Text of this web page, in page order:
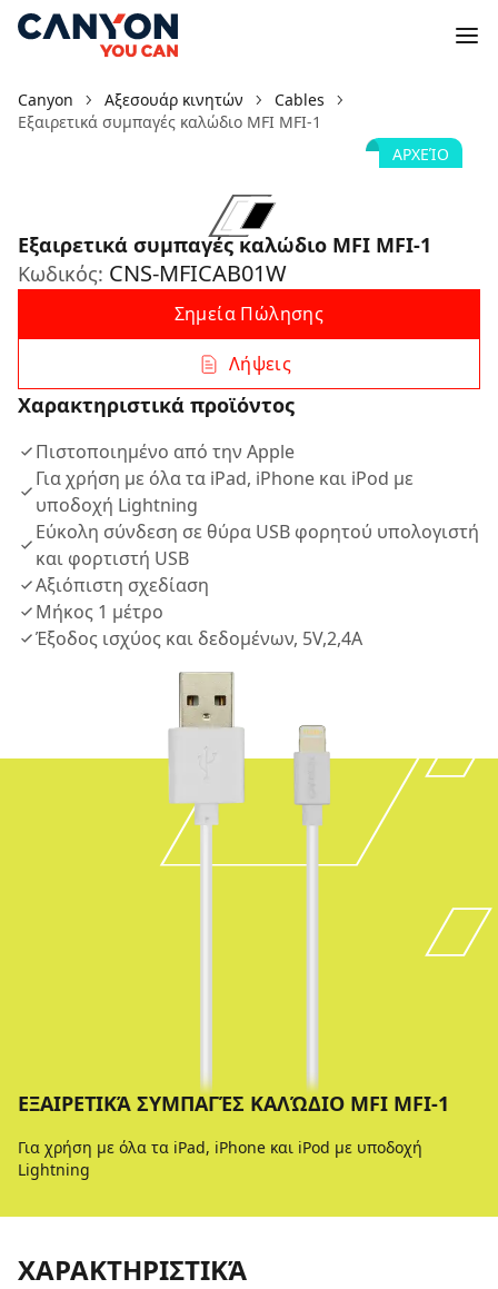
Canyon Αξεσουάρ κινητών
Cables
Εξαιρετικά συμπαγές καλώδιο MFI MFI-1
ΑΡΧΕΊΟ
Εξαιρετικά συμπαγές καλώδιο MFI MFI-1
Κωδικός: CNS-MFICAB01W
Σημεία Πώλησης
Λήψεις
Χαρακτηριστικά προϊόντος
Πιστοποιημένο από την Apple
Για χρήση με όλα τα iPad, iPhone και iPod με
υποδοχή Lightning
Εύκολη σύνδεση σε θύρα USB φορητού υπολογιστή
και φορτιστή USB
Αξιόπιστη σχεδίαση
Μήκος 1 μέτρο
Έξοδος ισχύος και δεδομένων, 5V,2,4A
ΕΞΑΙΡΕΤΙΚΆ ΣΥΜΠΑΓΈΣ ΚΑΛΏΔΙΟ MFI MFI-1
Για χρήση με όλα τα iPad, iPhone και iPod με υποδοχή
Lightning
ΧΑΡΑΚΤΗΡΙΣΤΙΚΆ